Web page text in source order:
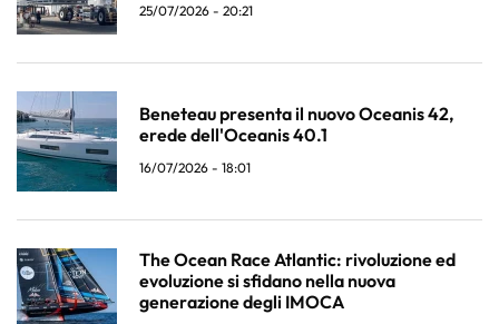
25/07/2026 - 20:21
Beneteau presenta il nuovo Oceanis 42,
erede dell'Oceanis 40.1
16/07/2026 - 18:01
The Ocean Race Atlantic: rivoluzione ed
evoluzione si sfidano nella nuova
generazione degli IMOCA